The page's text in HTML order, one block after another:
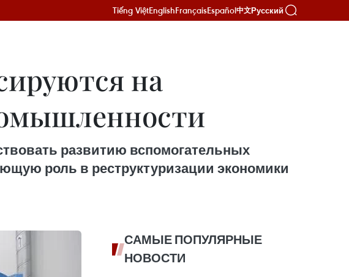
Tiếng ViệtEnglishFrançaisEspañol中文Русский
на
развитию вспомогательных
роль в реструктуризации экономики
САМЫЕ ПОПУЛЯРНЫЕ
НОВОСТИ